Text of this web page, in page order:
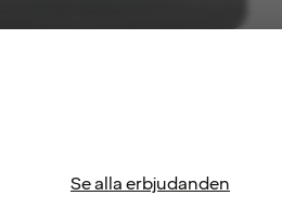
Se alla erbjudanden